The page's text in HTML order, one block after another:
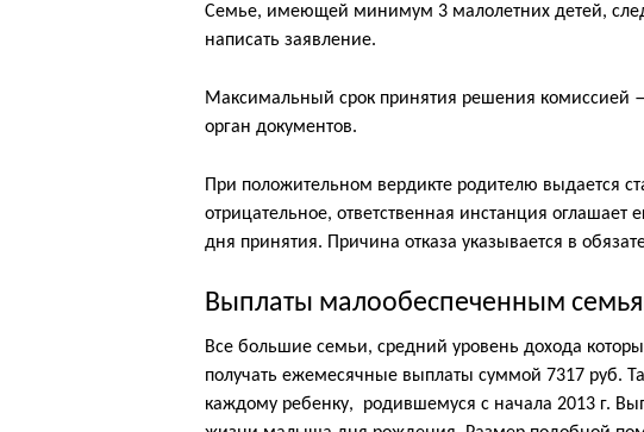
Семье, имеющей минимум 3 малолетних детей,
написать заявление.
Максимальный срок принятия решения комиссией
орган документов.
При положительном вердикте родителю выдается
отрицательное, ответственная инстанция оглашает
дня принятия. Причина отказа указывается в
Выплаты малообеспеченным
Все большие семьи, средний уровень дохода
получать ежемесячные выплаты суммой 7317 руб.
каждому ребенку, родившемуся с начала 2013 г.